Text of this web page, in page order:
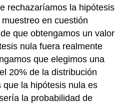
rechazaríamos la hipótesis
en cuestión
que obtengamos un valor
nula fuera realmente
que elegimos una
20% de la distribución
la hipótesis nula es
la probabilidad de